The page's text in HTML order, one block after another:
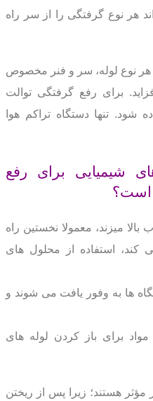
هر نوع گرفتگی را از سر راه
هر نوع لوله، سر و فنر مخصوص
برای رفع گرفتگی توالت
شود. تنها دستگاه تراکم هوا
شیمیایی برای رفع
است؟
میزند، معمولا نخستین راه
استفاده از محلول های
ها به وفور یافت می شوند و
برای باز کردن لوله های
هستند؛ زیرا پس از ریختن